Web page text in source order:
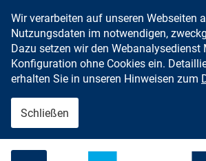
Zum
Wir verarbeiten auf unseren Webseiten
Nutzungsdaten im notwendigen,
Dazu setzen wir den Webanalysedienst
Konfiguration ohne Cookies ein.
erhalten Sie in unseren Hinweisen zum
Schließen